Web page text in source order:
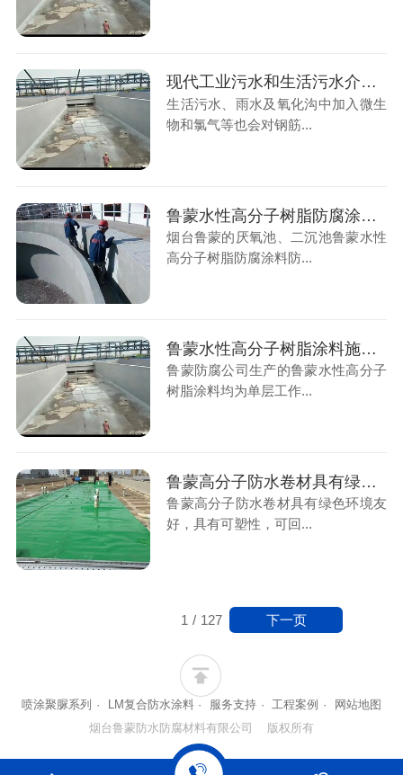
现代工业污水和生活污水介质对混凝土构筑物腐蚀的防护
生活污水、雨水及氧化沟中加入微生
物和氯气等也会对钢筋...
鲁蒙水性高分子树脂防腐涂料防腐防水涂料施工厌氧池、二沉池
烟台鲁蒙的厌氧池、二沉池鲁蒙水性
高分子树脂防腐涂料防...
鲁蒙水性高分子树脂涂料施工后的涂层能减少混凝土微细裂纹造成的渗漏腐蚀
鲁蒙防腐公司生产的鲁蒙水性高分子
树脂涂料均为单层工作...
鲁蒙高分子防水卷材具有绿色环境友好，具有可塑性
鲁蒙高分子防水卷材具有绿色环境友
好，具有可塑性，可回...
1 / 127 下一页
喷涂聚脲系列 · LM复合防水涂料 · 服务支持 · 工程案例 ·
网站地图
烟台鲁蒙防水防腐材料有限公司 版权所有